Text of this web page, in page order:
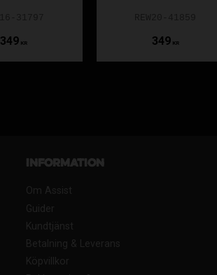
349KR 349KR
Information
Om Assist
Guider
Kundtjänst
Betalning & Leverans
Köpvillkor